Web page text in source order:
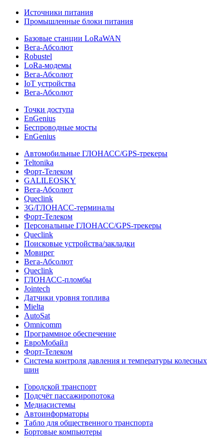
Источники питания
Промышленные блоки питания
Базовые станции LoRaWAN
Вега-Абсолют
Robustel
LoRa-модемы
Вега-Абсолют
IoT устройства
Вега-Абсолют
Точки доступа
EnGenius
Беспроводные мосты
EnGenius
Автомобильные ГЛОНАСС/GPS-трекеры
Teltonika
Форт-Телеком
GALILEOSKY
Вега-Абсолют
Queclink
3G/ГЛОНАСС-терминалы
Форт-Телеком
Персональные ГЛОНАСС/GPS-трекеры
Queclink
Поисковые устройства/закладки
Мовирег
Вега-Абсолют
Queclink
ГЛОНАСС-пломбы
Jointech
Датчики уровня топлива
Mielta
AutoSat
Omnicomm
Программное обеспечение
ЕвроМобайл
Форт-Телеком
Система контроля давления и температуры колесных
шин
Городской транспорт
Подсчёт пассажиропотока
Медиасистемы
Автоинформаторы
Табло для общественного транспорта
Бортовые компьютеры